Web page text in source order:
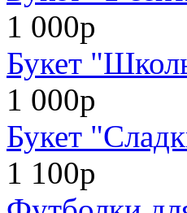
1 000р
Букет
1 000р
Букет
1 100р